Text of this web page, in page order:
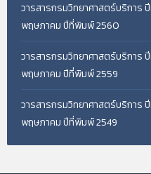
วารสารกรมวิทยาศาสตร์บริการ
พฤษภาคม ปีที่พิมพ์ 2560
วารสารกรมวิทยาศาสตร์บริการ
พฤษภาคม ปีที่พิมพ์ 2559
วารสารกรมวิทยาศาสตร์บริการ ปี
พฤษภาคม ปีที่พิมพ์ 2549